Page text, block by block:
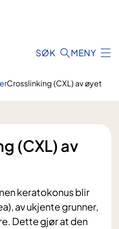
SØK MENY
Crosslinking (CXL) av øyet
(CXL) av
keratokonus blir
av ukjente grunner,
Dette gjør at den